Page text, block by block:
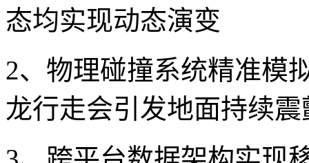
态均实现动态演变
2、物理碰撞系统精准模
龙行走会引发地面持续震